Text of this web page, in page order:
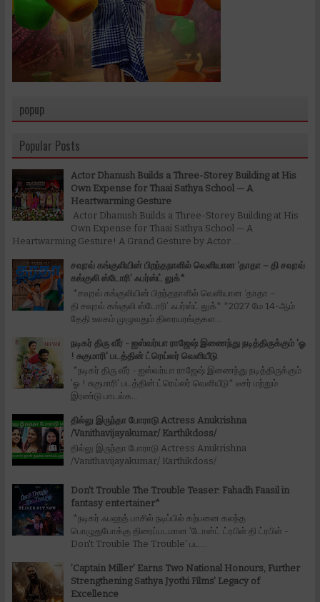
popup
Popular Posts
Actor Dhanush Builds a Three-Storey Building at His
Own Expense for Thaai Sathya School — A
Heartwarming Gesture
Actor Dhanush Builds a Three-Storey Building at His
Own Expense for Thaai Sathya School — A
Heartwarming Gesture! A Grand Gesture by Actor ...
சவுரவ் கங்குலியின் பிறந்தநாளில் வெளியான ‘தாதா – தி சவுரவ்
கங்குலி ஸ்டோரி’ ஃபர்ஸ்ட் லுக்*
*சவுரவ் கங்குலியின் பிறந்தநாளில் வெளியான ‘தாதா –
தி சவுரவ் கங்குலி ஸ்டோரி’ ஃபர்ஸ்ட் லுக்* *2027 மே 14-ஆம்
தேதி உலகம் முழுவதும் திரையரங்குகள...
நடிகர் திரு வீர் - ஐஸ்வர்யா ராஜேஷ் இணைந்து நடித்திருக்கும் 'ஓ
! சுகுமாரி' படத்தின் ட்ரெய்லர் வெளியீடு
*நடிகர் திரு வீர் - ஐஸ்வர்யா ராஜேஷ் இணைந்து நடித்திருக்கும்
'ஓ ! சுகுமாரி' படத்தின் ட்ரெய்லர் வெளியீடு* டீசர் மற்றும்
இரண்டு பாடல்க...
தில்லு இருந்தா போராடு Actress Anukrishna
/Vanithavijayakumar/ Karthikdoss/
தில்லு இருந்தா போராடு Actress Anukrishna
/Vanithavijayakumar/ Karthikdoss/
Don't Trouble The Trouble Teaser: Fahadh Faasil in
fantasy entertainer*
*நடிகர் ஃபஹத் பாசில் நடிப்பில் கற்பனை கலந்த
பொழுதுபோக்கு திரைப்படமான 'டோன்ட் ட்ரபிள் தி ட்ரபிள் -
Don't Trouble The Trouble' பட...
’Captain Miller' Earns Two National Honours, Further
Strengthening Sathya Jyothi Films' Legacy of
Excellence